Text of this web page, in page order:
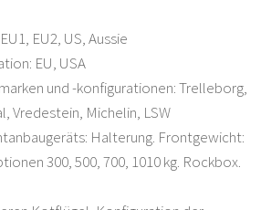
EU2, US, Aussie
EU, USA
und -konfigurationen: Trelleborg,
Vredestein, Michelin, LSW
Halterung. Frontgewicht:
300, 500, 700, 1010 kg. Rockbox.